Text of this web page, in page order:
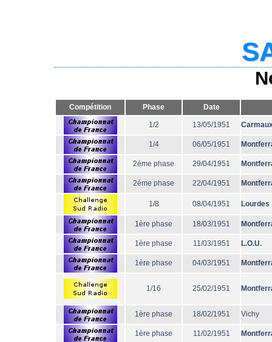
Compétition Phase Date
1/2 13/05/1951
1/4 06/05/1951
2éme phase 29/04/1951
2éme phase 22/04/1951
1/8 08/04/1951 Lourdes
1ère phase 18/03/1951
1ère phase 11/03/1951 L.O.U.
1ère phase 04/03/1951
1/16 25/02/1951
1ère phase 18/02/1951 Vichy
1ère phase 11/02/1951